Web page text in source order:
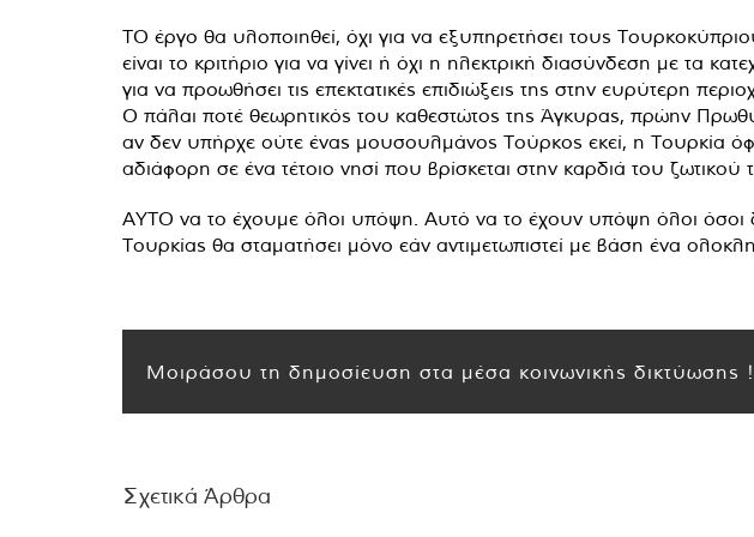
ΤΟ έργο θα υλοποιηθεί, όχι για να εξυπηρετήσει τους
είναι το κριτήριο για να γίνει ή όχι η ηλεκτρική διασύνδεση με τα
για να προωθήσει τις επεκτατικές επιδιώξεις της στην ευρύτερη
Ο πάλαι ποτέ θεωρητικός του καθεστώτος της Άγκυρας, πρώην
αν δεν υπήρχε ούτε ένας μουσουλμάνος Τούρκος εκεί, η Τουρκία
αδιάφορη σε ένα τέτοιο νησί που βρίσκεται στην καρδιά του ζωτικού
ΑΥΤΟ να το έχουμε όλοι υπόψη. Αυτό να το έχουν υπόψη όλοι όσοι
Τουρκίας θα σταματήσει μόνο εάν αντιμετωπιστεί με βάση ένα
Μοιράσου τη δημοσίευση στα μέσα κοινωνικής δικτύωσης !
Σχετικά Άρθρα